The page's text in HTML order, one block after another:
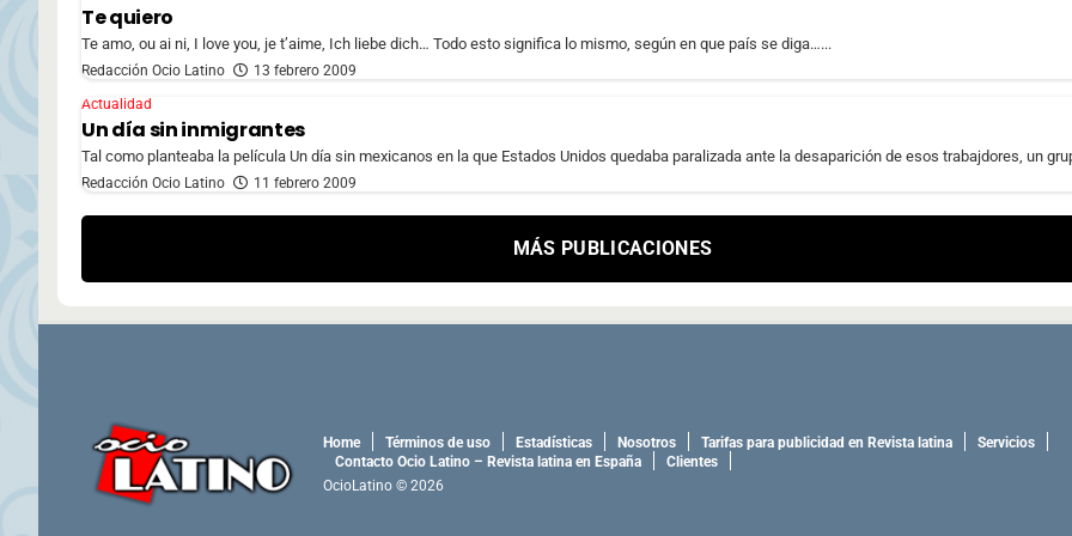
Te quiero
Te amo, ou ai ni, I love you, je t’aime, Ich liebe dich… Todo esto significa lo mismo, según en que país se diga…...
Redacción Ocio Latino
13 febrero 2009
Actualidad
Un día sin inmigrantes
Tal como planteaba la película Un día sin mexicanos en la que Estados Unidos quedaba paralizada ante la desaparición de esos trabajdores, un
Redacción Ocio Latino 11 febrero 2009
MÁS PUBLICACIONES
Home Términos de uso Estadísticas Nosotros Tarifas para publicidad en Revista latina
Servicios
Contacto Ocio Latino – Revista latina en España
Clientes
OcioLatino © 2026